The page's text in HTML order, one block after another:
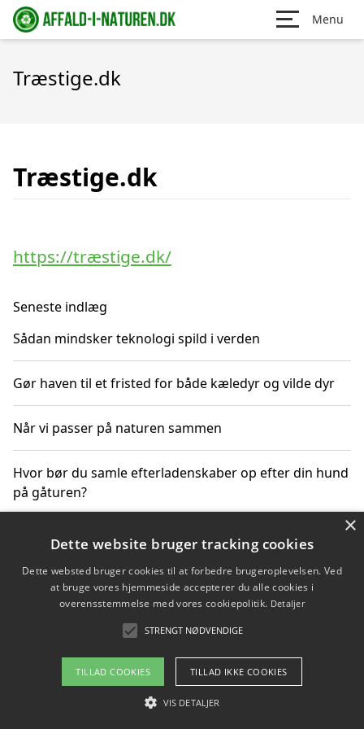
Menu
Træstige.dk
Træstige.dk
https://træstige.dk/
Seneste indlæg
Sådan mindsker teknologi spild i verden
Gør haven til et fristed for både kæledyr og vilde dyr
Når vi passer på naturen sammen
Hvor bør du samle efterladenskaber op efter din hund
på gåturen?
Sådan rydder du effektivt op efter et stort event
Copyright 2026 - Pilanto Aps
Om / kontakt
Blog Betingelser
×
Dette website bruger tracking cookies
Dette websted bruger cookies til at forbedre brugeroplevelsen. Ved
at bruge vores hjemmeside accepterer du alle cookies i
overensstemmelse med vores cookiepolitik. Detaljer
STRENGT NØDVENDIGE
TILLAD COOKIES TILLAD IKKE COOKIES
VIS DETALJER